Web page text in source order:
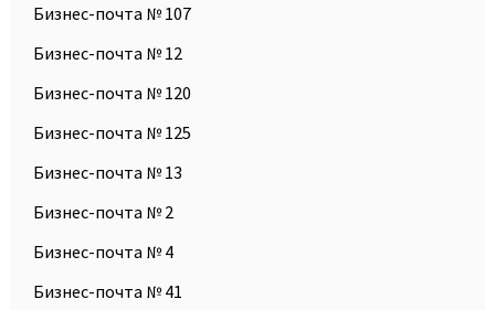
Бизнес-почта № 107
Бизнес-почта № 12
Бизнес-почта № 120
Бизнес-почта № 125
Бизнес-почта № 13
Бизнес-почта № 2
Бизнес-почта № 4
Бизнес-почта № 41